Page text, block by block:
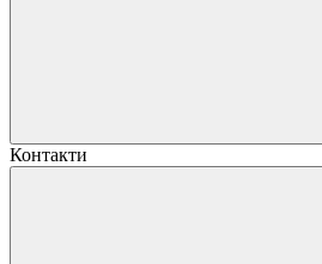
Контакти